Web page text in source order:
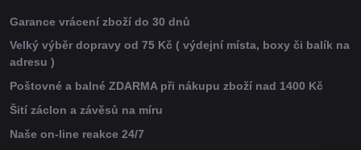
Garance vrácení zboží do 30 dnů
Velký výběr dopravy od 75 Kč ( výdejní místa, boxy či balík na
adresu )
Poštovné a balné ZDARMA při nákupu zboží nad 1400 Kč
Šití záclon a závěsů na míru
Naše on-line reakce 24/7